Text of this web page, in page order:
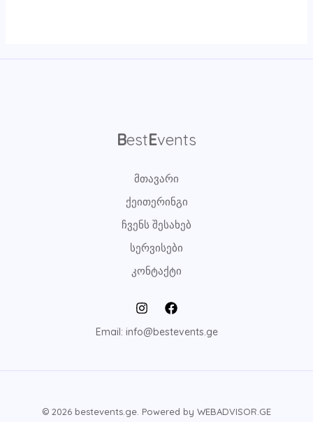
BestEvents
მთავარი
ქეითერინგი
ჩვენს შესახებ
სერვისები
კონტაქტი
Email: info@bestevents.ge
© 2026 bestevents.ge. Powered by WEBADVISOR.GE